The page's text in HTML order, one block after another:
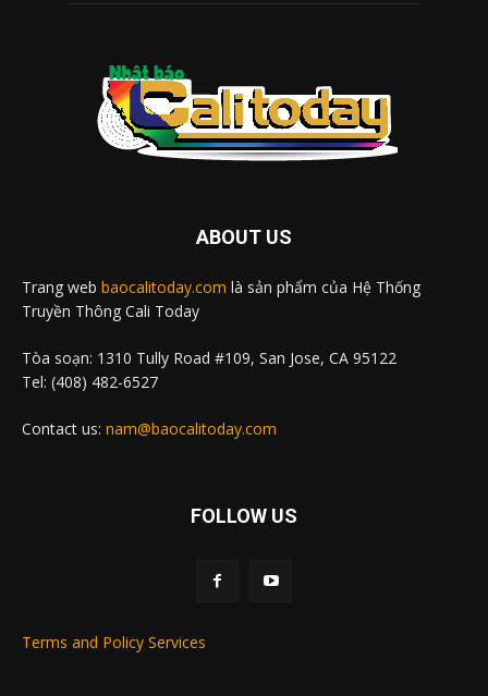
ABOUT US
Trang web baocalitoday.com là sản phẩm của Hệ Thống
Truyền Thông Cali Today
Tòa soạn: 1310 Tully Road #109, San Jose, CA 95122
Tel: (408) 482-6527
Contact us: nam@baocalitoday.com
FOLLOW US
Terms and Policy Services